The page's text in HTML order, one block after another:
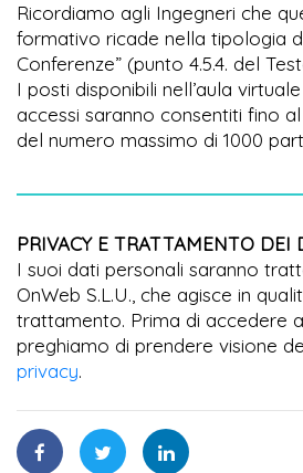
Ricordiamo agli Ingegneri che
formativo ricade nella tipologia
Conferenze” (punto 4.5.4. del
I posti disponibili nell’aula
accessi saranno consentiti fino
del numero massimo di 1000
PRIVACY E TRATTAMENTO DEI
I suoi dati personali saranno
OnWeb S.L.U., che agisce in
trattamento. Prima di accedere
preghiamo di prendere visione
privacy.